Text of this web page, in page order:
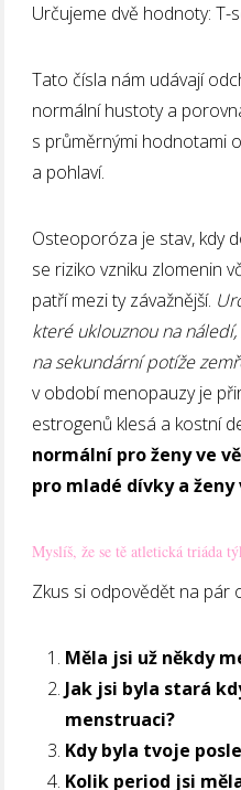
Určujeme dvě hodnoty: T-
Tato čísla nám udávají
normální hustoty a
s průměrnými hodnotami
a pohlaví.
Osteoporóza je stav, kdy
se riziko vzniku zlomenin
patří mezi ty závažnější.
které uklouznou na
na sekundární potíže
v období menopauzy je
estrogenů klesá a kostní
normální pro ženy ve
pro mladé dívky a
Myslíš, že se tě atletická triáda
Zkus si odpovědět na pár
Měla jsi už někdy
Jak jsi byla stará
menstruaci?
Kdy byla tvoje
Kolik period jsi